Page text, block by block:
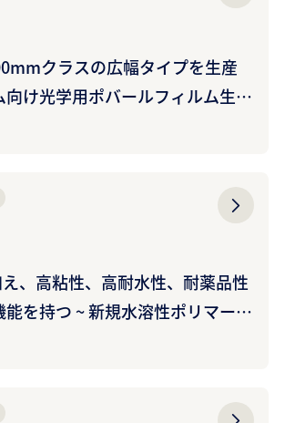
クラスの広幅タイプを生産
け光学用ポバールフィルム生産
、高粘性、高耐水性、耐薬品性
を持つ ~ 新規水溶性ポリマー<